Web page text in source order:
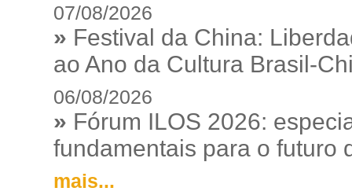
07/08/2026
» Festival da China:
ao Ano da Cultura Brasil-
06/08/2026
» Fórum ILOS 2026:
fundamentais para o futuro
mais...